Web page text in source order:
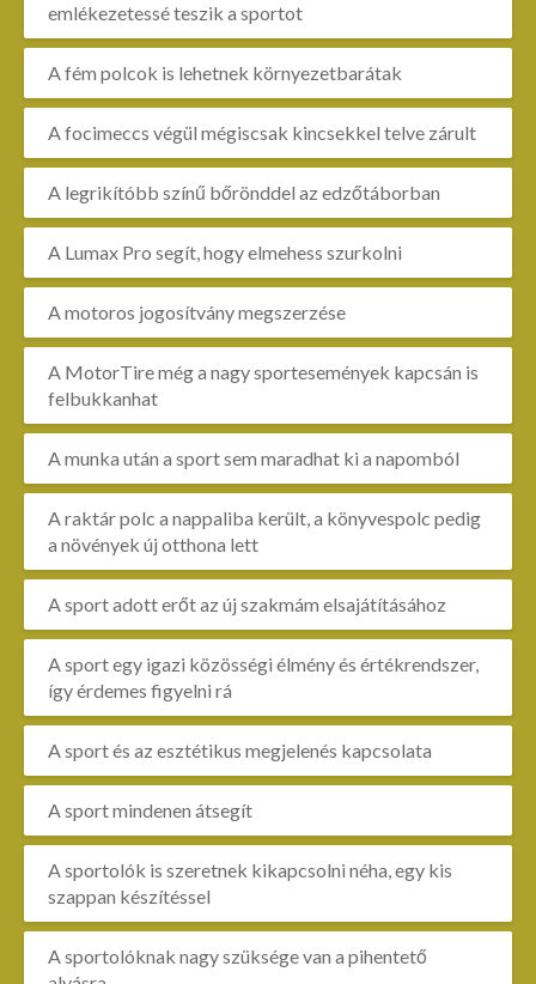
emlékezetessé teszik a sportot
A fém polcok is lehetnek környezetbarátak
A focimeccs végül mégiscsak kincsekkel telve zárult
A legrikítóbb színű bőrönddel az edzőtáborban
A Lumax Pro segít, hogy elmehess szurkolni
A motoros jogosítvány megszerzése
A MotorTire még a nagy sportesemények kapcsán is
felbukkanhat
A munka után a sport sem maradhat ki a napomból
A raktár polc a nappaliba került, a könyvespolc pedig
a növények új otthona lett
A sport adott erőt az új szakmám elsajátításához
A sport egy igazi közösségi élmény és értékrendszer,
így érdemes figyelni rá
A sport és az esztétikus megjelenés kapcsolata
A sport mindenen átsegít
A sportolók is szeretnek kikapcsolni néha, egy kis
szappan készítéssel
A sportolóknak nagy szüksége van a pihentető